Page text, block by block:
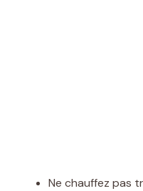
Ne chauffez pas